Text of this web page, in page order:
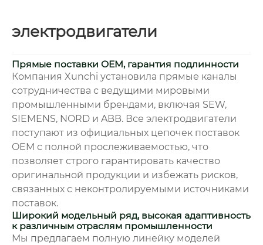
электродвигатели
Прямые поставки OEM, гарантия подлинности
Компания Xunchi установила прямые каналы
сотрудничества с ведущими мировыми
промышленными брендами, включая SEW,
SIEMENS, NORD и ABB. Все электродвигатели
поступают из официальных цепочек поставок
OEM с полной прослеживаемостью, что
позволяет строго гарантировать качество
оригинальной продукции и избежать рисков,
связанных с неконтролируемыми источниками
поставок.
Широкий модельный ряд, высокая адаптивность
к различным отраслям промышленности
Мы предлагаем полную линейку моделей